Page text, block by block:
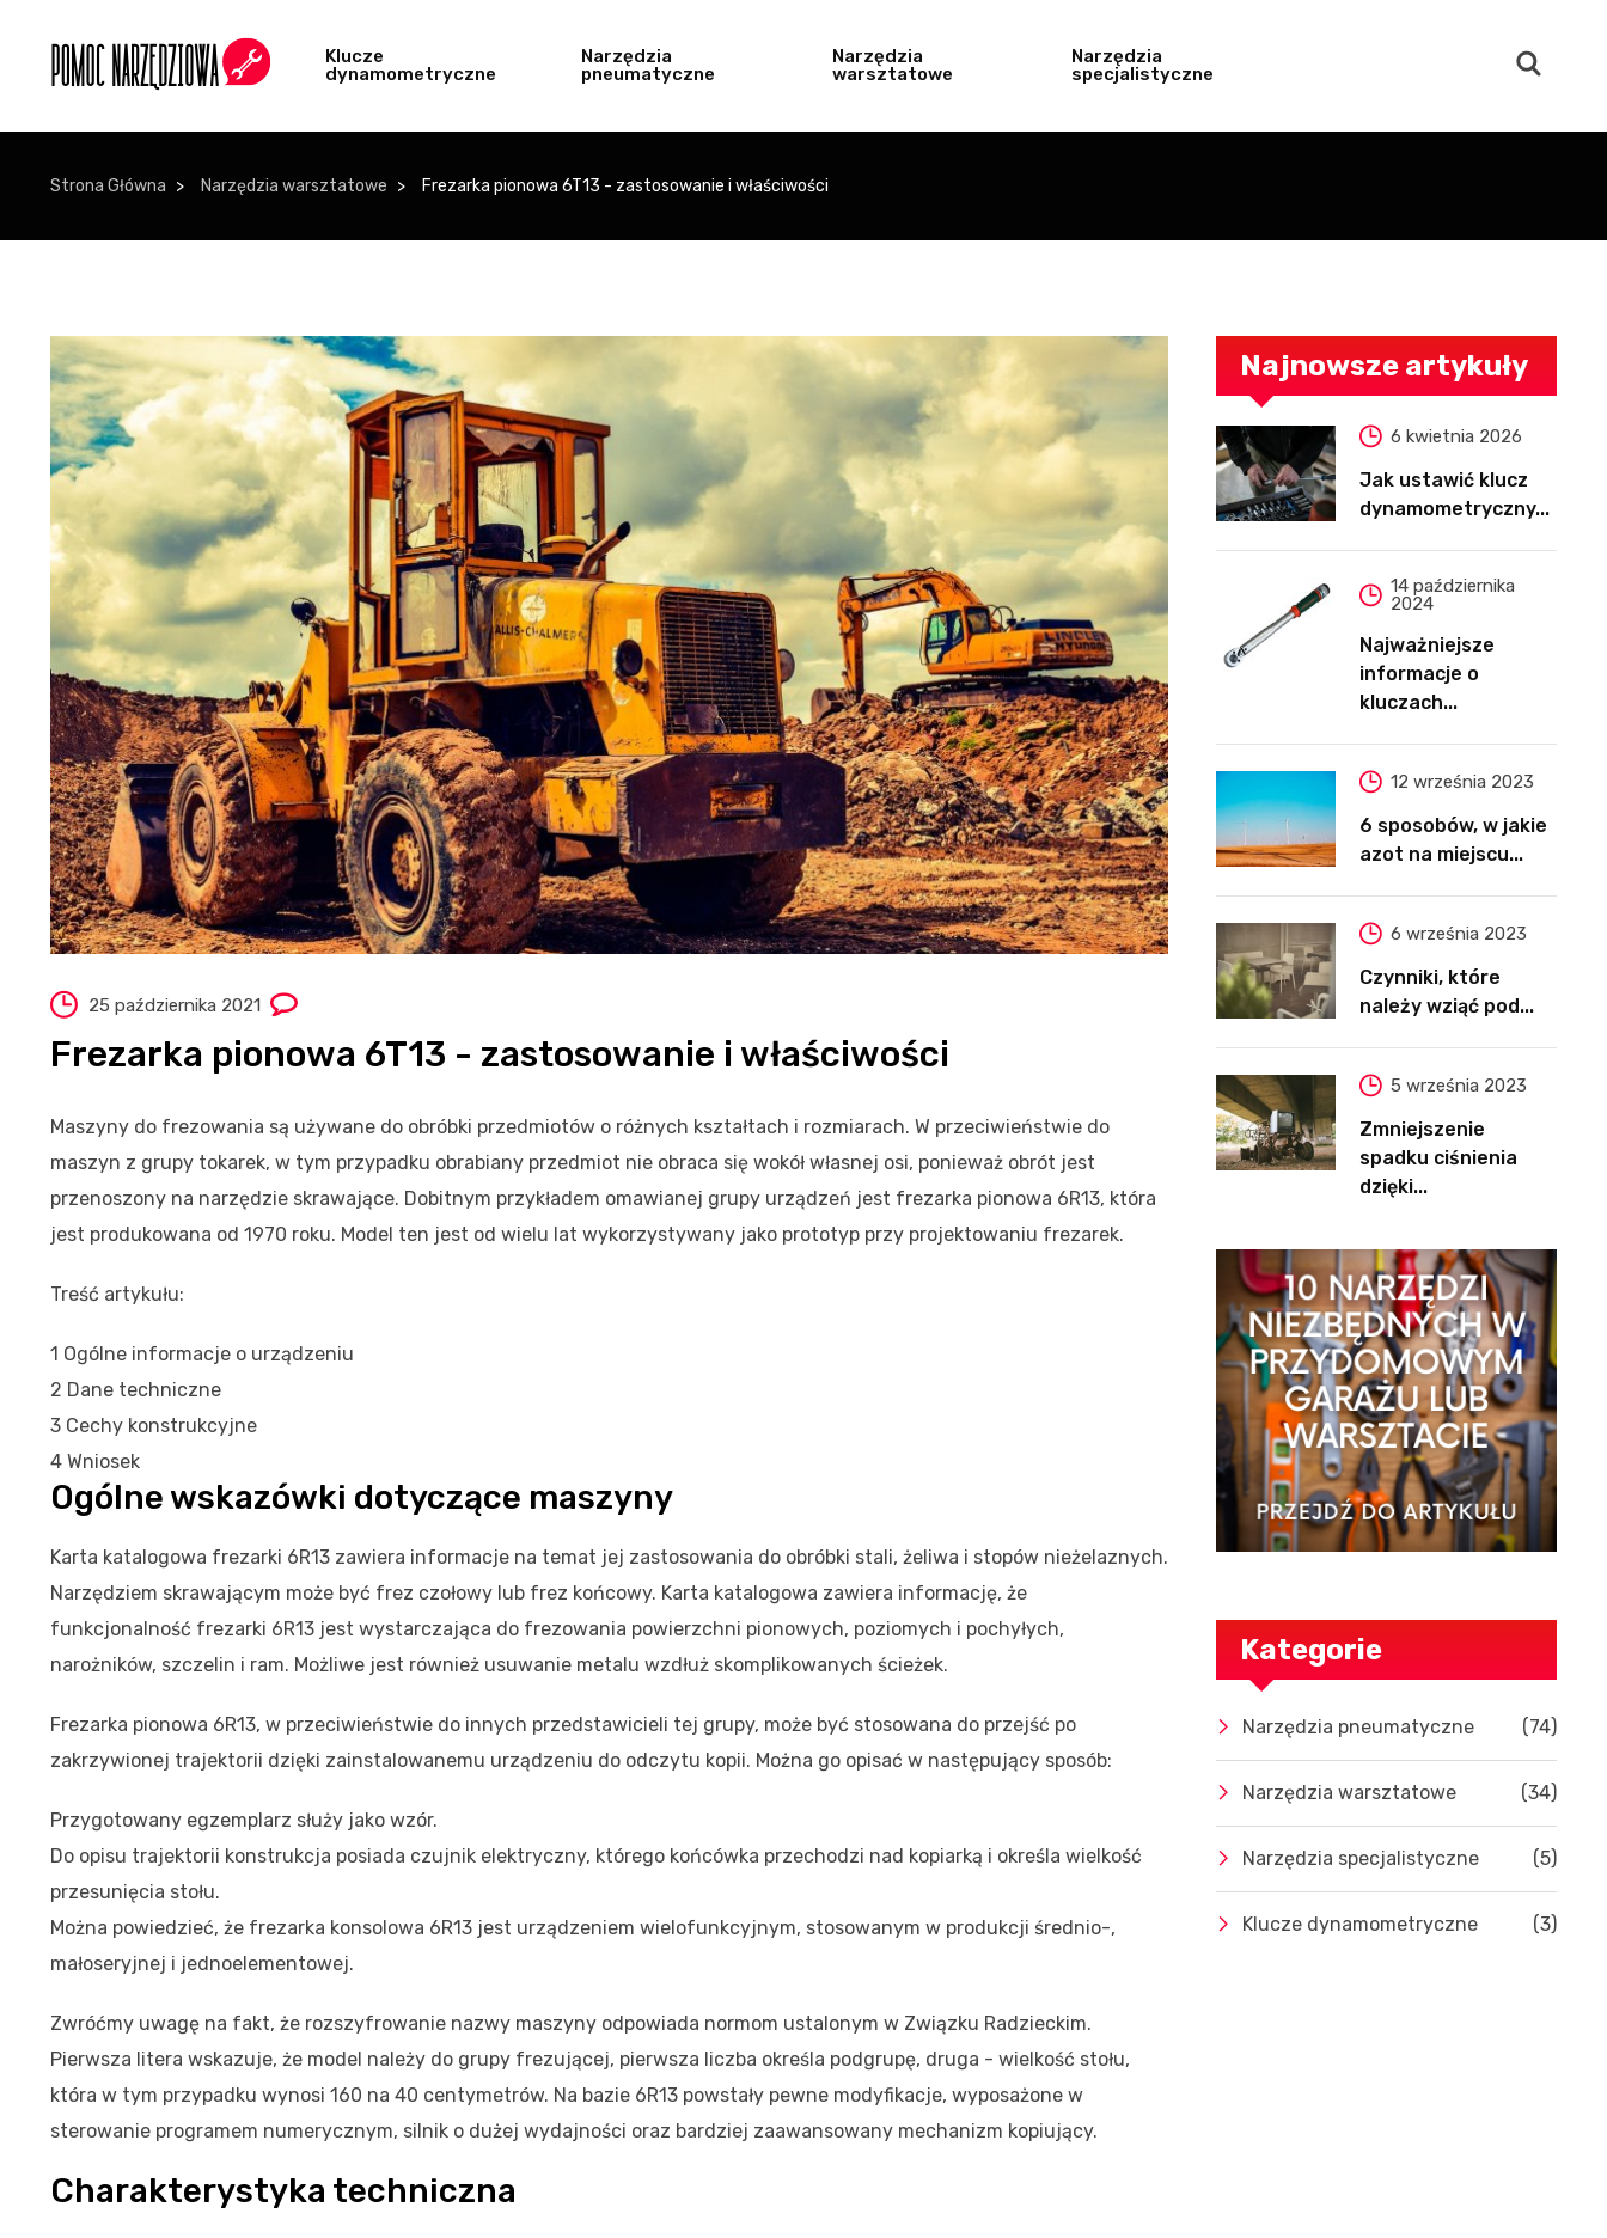
Klucze
dynamometryczne
Narzędzia
pneumatyczne
Narzędzia
warsztatowe
Narzędzia
specjalistyczne
Strona Główna Narzędzia warsztatowe Frezarka pionowa 6T13 - zastosowanie i właściwości
25 października 2021
Frezarka pionowa 6T13 - zastosowanie i właściwości
Maszyny do frezowania są używane do obróbki przedmiotów o różnych kształtach i rozmiarach. W przeciwieństwie do
maszyn z grupy tokarek, w tym przypadku obrabiany przedmiot nie obraca się wokół własnej osi, ponieważ obrót jest
przenoszony na narzędzie skrawające. Dobitnym przykładem omawianej grupy urządzeń jest frezarka pionowa 6R13, która
jest produkowana od 1970 roku. Model ten jest od wielu lat wykorzystywany jako prototyp przy projektowaniu frezarek.
Treść artykułu:
1 Ogólne informacje o urządzeniu
2 Dane techniczne
3 Cechy konstrukcyjne
4 Wniosek
Ogólne wskazówki dotyczące maszyny
Karta katalogowa frezarki 6R13 zawiera informacje na temat jej zastosowania do obróbki stali, żeliwa i stopów nieżelaznych.
Narzędziem skrawającym może być frez czołowy lub frez końcowy. Karta katalogowa zawiera informację, że
funkcjonalność frezarki 6R13 jest wystarczająca do frezowania powierzchni pionowych, poziomych i pochyłych,
narożników, szczelin i ram. Możliwe jest również usuwanie metalu wzdłuż skomplikowanych ścieżek.
Frezarka pionowa 6R13, w przeciwieństwie do innych przedstawicieli tej grupy, może być stosowana do przejść po
zakrzywionej trajektorii dzięki zainstalowanemu urządzeniu do odczytu kopii. Można go opisać w następujący sposób:
Przygotowany egzemplarz służy jako wzór.
Do opisu trajektorii konstrukcja posiada czujnik elektryczny, którego końcówka przechodzi nad kopiarką i określa wielkość
przesunięcia stołu.
Można powiedzieć, że frezarka konsolowa 6R13 jest urządzeniem wielofunkcyjnym, stosowanym w produkcji średnio-,
małoseryjnej i jednoelementowej.
Zwróćmy uwagę na fakt, że rozszyfrowanie nazwy maszyny odpowiada normom ustalonym w Związku Radzieckim.
Pierwsza litera wskazuje, że model należy do grupy frezującej, pierwsza liczba określa podgrupę, druga - wielkość stołu,
która w tym przypadku wynosi 160 na 40 centymetrów. Na bazie 6R13 powstały pewne modyfikacje, wyposażone w
sterowanie programem numerycznym, silnik o dużej wydajności oraz bardziej zaawansowany mechanizm kopiujący.
Charakterystyka techniczna
Najnowsze artykuły
6 kwietnia 2026
Jak ustawić klucz
dynamometryczny...
14 października
2024
Najważniejsze
informacje o
kluczach...
12 września 2023
6 sposobów, w jakie
azot na miejscu...
6 września 2023
Czynniki, które
należy wziąć pod...
5 września 2023
Zmniejszenie
spadku ciśnienia
dzięki...
Kategorie
Narzędzia pneumatyczne (74)
Narzędzia warsztatowe (34)
Narzędzia specjalistyczne (5)
Klucze dynamometryczne (3)